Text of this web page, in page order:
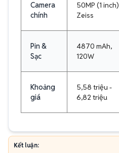
Camera
chính
50MP (1 inch)
Zeiss
Pin &
Sạc
4870 mAh,
120W
Khoảng
giá
5,58 triệu -
6,82 triệu
Kết luận: